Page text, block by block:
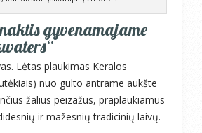
gyvenamajame
Lėtas plaukimas Keralos
nuo gulto antrame aukšte
žalius peizažus, praplaukiamus
ir mažesnių tradicinių laivų.